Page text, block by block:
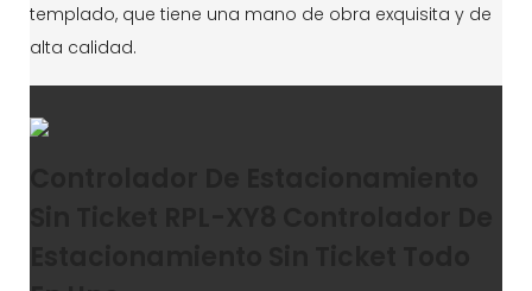
templado, que tiene una mano de obra exquisita y de
alta calidad.